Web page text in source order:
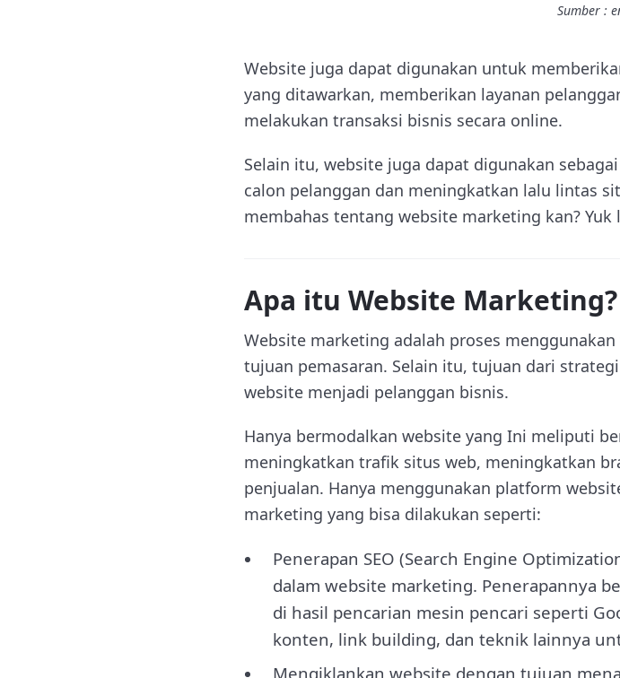
Sumber :
Website juga dapat digunakan untuk
yang ditawarkan, memberikan layanan
melakukan transaksi bisnis secara online.
Selain itu, website juga dapat digunakan
calon pelanggan dan meningkatkan lalu lintas
membahas tentang website marketing kan?
Apa itu Website Marketing?
Website marketing adalah proses
tujuan pemasaran. Selain itu, tujuan dari
website menjadi pelanggan bisnis.
Hanya bermodalkan website yang Ini meliputi
meningkatkan trafik situs web, meningkatkan
penjualan. Hanya menggunakan platform
marketing yang bisa dilakukan seperti:
Penerapan SEO (Search Engine
dalam website marketing. Penerapannya
di hasil pencarian mesin pencari seperti
konten, link building, dan teknik lainnya
Mengiklankan website dengan tujuan